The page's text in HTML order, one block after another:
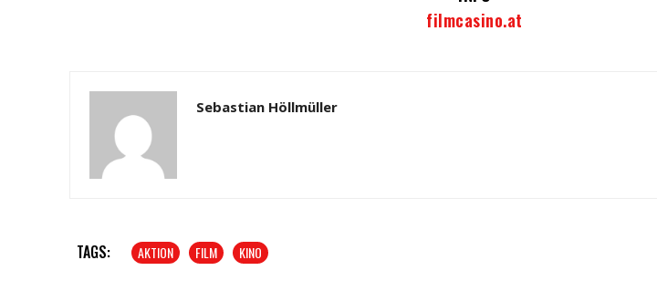
filmcasino.at
Sebastian Höllmüller
TAGS: AKTION FILM KINO